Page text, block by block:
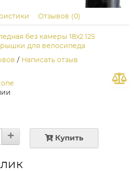
Отзывов (0)
без камеры 18x2.125
для велосипеда
/ Написать отзыв
Купить